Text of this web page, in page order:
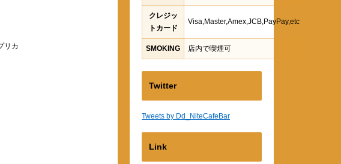
リカ
クレジッ
トカード
Visa,Master,Amex,JCB,PayPay,etc
SMOKING 店内で喫煙可
Twitter
Tweets by Dd_NiteCafeBar
Link